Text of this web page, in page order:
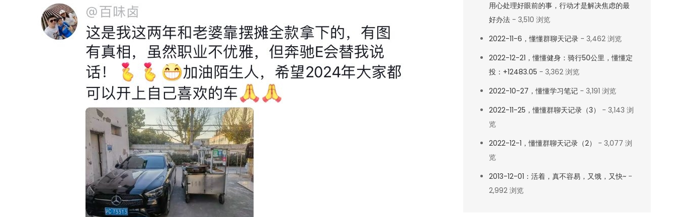
用心处理好眼前的事，行动才是解决焦虑的最
好办法- 3,510 浏览
2022-11-6，懂懂群聊天记录- 3,462 浏览
2022-12-21，懂懂健身：骑行50公里，懂懂定
投：+12483.05 - 3,362 浏览
2022-10-27，懂懂学习笔记- 3,191 浏览
2022-11-25，懂懂群聊天记录（3）
- 3,143 浏
览
2022-12-1，懂懂群聊天记录（2）
- 3,077 浏
览
2013-12-01：活着，真不容易，又饿，又快~-
2,992 浏览